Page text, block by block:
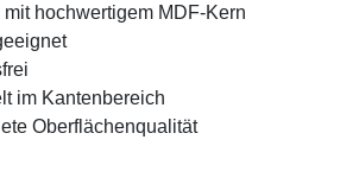
hochwertigem MDF-Kern
im Kantenbereich
Oberflächenqualität